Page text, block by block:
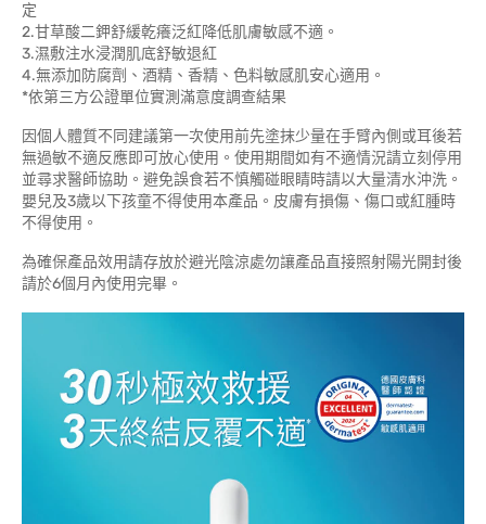
定
2.甘草酸二鉀舒緩乾癢泛紅降低肌膚敏感不適。
3.濕敷注水浸潤肌底舒敏退紅
4.無添加防腐劑、酒精、香精、色料敏感肌安心適用。
*依第三方公證單位實測滿意度調查結果
因個人體質不同建議第一次使用前先塗抹少量在手臂內側或耳後若
無過敏不適反應即可放心使用。使用期間如有不適情況請立刻停用
並尋求醫師協助。避免誤食若不慎觸碰眼睛時請以大量清水沖洗。
嬰兒及3歲以下孩童不得使用本產品。皮膚有損傷、傷口或紅腫時
不得使用。
為確保產品效用請存放於避光陰涼處勿讓產品直接照射陽光開封後
請於6個月內使用完畢。